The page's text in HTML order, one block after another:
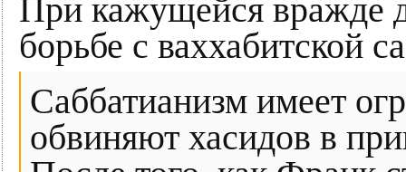
При кажущейся вражде
борьбе с ваххабитской
Саббатианизм имеет
обвиняют хасидов в